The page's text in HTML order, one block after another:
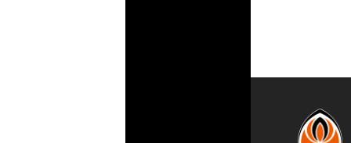
12 UK (47 EUR)
13 UK (48.5